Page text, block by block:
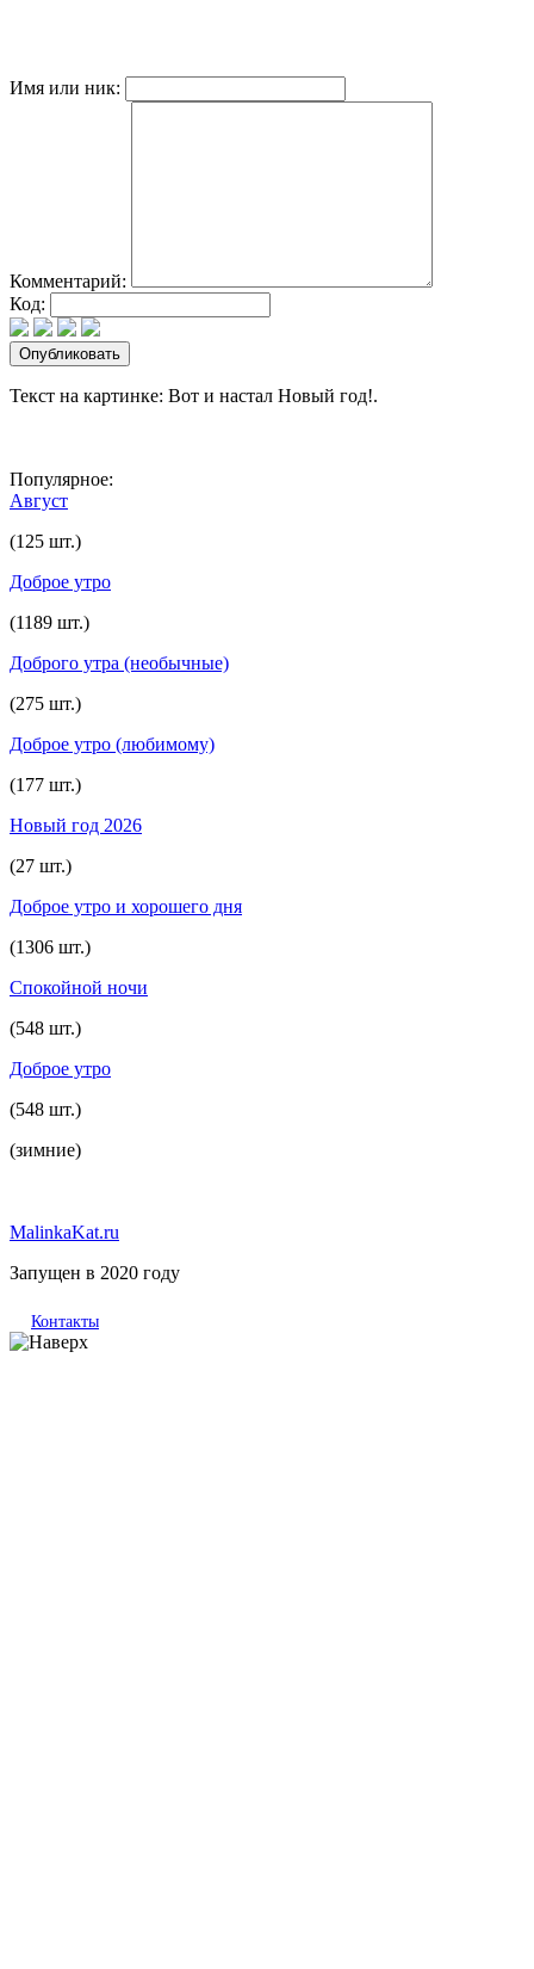
Имя или ник:
Комментарий:
Код:
Текст на картинке: Вот и настал Новый год!.
Популярное:
Август
(125 шт.)
Доброе утро
(1189 шт.)
Доброго утра (необычные)
(275 шт.)
Доброе утро (любимому)
(177 шт.)
Новый год 2026
(27 шт.)
Доброе утро и хорошего дня
(1306 шт.)
Спокойной ночи
(548 шт.)
Доброе утро
(548 шт.)
(зимние)
MalinkaKat.ru
Запущен в 2020 году
Контакты